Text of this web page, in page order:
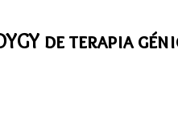
de terapia